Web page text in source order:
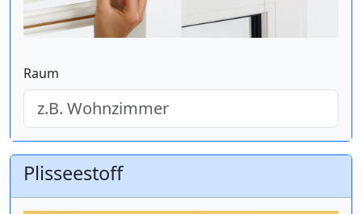
Raum
Plisseestoff